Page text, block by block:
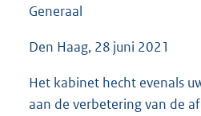
Generaal
Den Haag, 28 juni 2021
Het kabinet hecht evenals
aan de verbetering van de